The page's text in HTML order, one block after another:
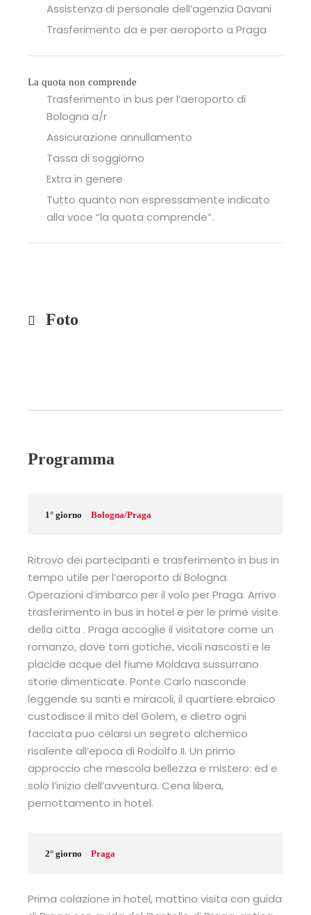
Assistenza di personale dell’agenzia Davani
Trasferimento da e per aeroporto a Praga
La quota non comprende
Trasferimento in bus per l’aeroporto di
Bologna a/r
Assicurazione annullamento
Tassa di soggiorno
Extra in genere
Tutto quanto non espressamente indicato
alla voce “la quota comprende”.
Foto
Programma
1° giorno Bologna/Praga
Ritrovo dei partecipanti e trasferimento in bus in
tempo utile per l’aeroporto di Bologna.
Operazioni d’imbarco per il volo per Praga. Arrivo
trasferimento in bus in hotel e per le prime visite
della citta . Praga accoglie il visitatore come un
romanzo, dove torri gotiche, vicoli nascosti e le
placide acque del fiume Moldava sussurrano
storie dimenticate. Ponte Carlo nasconde
leggende su santi e miracoli, il quartiere ebraico
custodisce il mito del Golem, e dietro ogni
facciata puo celarsi un segreto alchemico
risalente all’epoca di Rodolfo II. Un primo
approccio che mescola bellezza e mistero: ed e
solo l’inizio dell’avventura. Cena libera,
pernottamento in hotel.
2° giorno Praga
Prima colazione in hotel, mattino visita con guida